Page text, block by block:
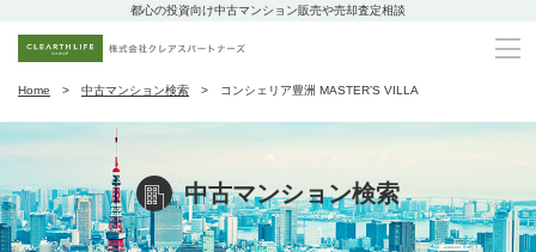
都心の投資向け中古マンション販売や売却査定相談
Home 中古マンション検索 コンシェリア豊洲 MASTER’S VILLA
中古マンション検索